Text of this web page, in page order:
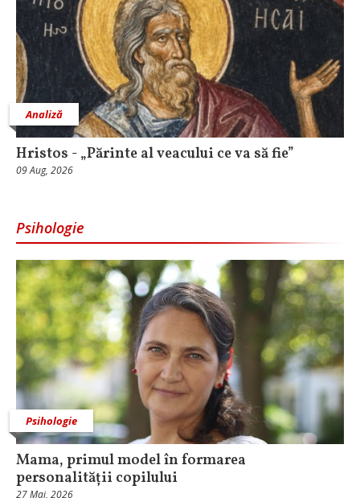
Analiză
Hristos - „Părinte al veacului ce va să fie”
09 Aug, 2026
Psihologie
Psihologie
Mama, primul model în formarea
personalității copilului
27 Mai, 2026